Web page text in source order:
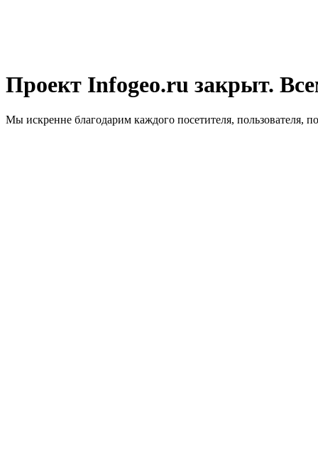
Проект Infogeo.ru закрыт.
Мы искренне благодарим каждого посетителя, пользователя,